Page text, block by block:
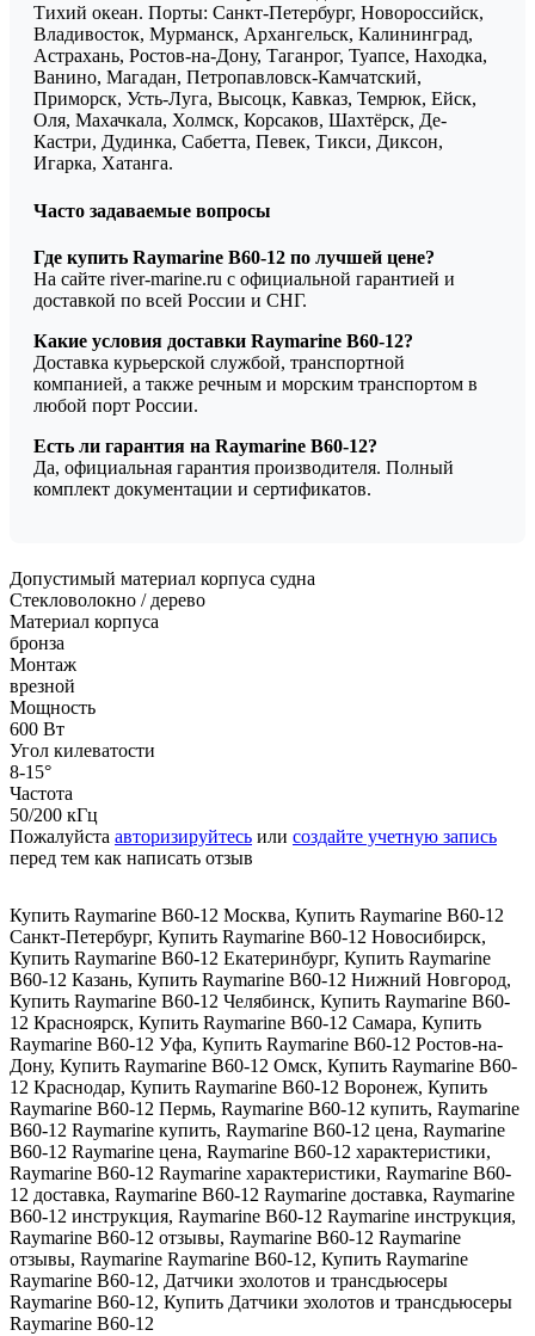
Тихий океан. Порты: Санкт-Петербург, Новороссийск,
Владивосток, Мурманск, Архангельск, Калининград,
Астрахань, Ростов-на-Дону, Таганрог, Туапсе, Находка,
Ванино, Магадан, Петропавловск-Камчатский,
Приморск, Усть-Луга, Высоцк, Кавказ, Темрюк, Ейск,
Оля, Махачкала, Холмск, Корсаков, Шахтёрск, Де-
Кастри, Дудинка, Сабетта, Певек, Тикси, Диксон,
Игарка, Хатанга.
Часто задаваемые вопросы
Где купить Raymarine B60-12 по лучшей цене?
На сайте river-marine.ru с официальной гарантией и
доставкой по всей России и СНГ.
Какие условия доставки Raymarine B60-12?
Доставка курьерской службой, транспортной
компанией, а также речным и морским транспортом в
любой порт России.
Есть ли гарантия на Raymarine B60-12?
Да, официальная гарантия производителя. Полный
комплект документации и сертификатов.
Допустимый материал корпуса судна
Стекловолокно / дерево
Материал корпуса
бронза
Монтаж
врезной
Мощность
600 Вт
Угол килеватости
8-15°
Частота
50/200 кГц
Пожалуйста авторизируйтесь или создайте учетную запись
перед тем как написать отзыв
Купить Raymarine B60-12 Москва, Купить Raymarine B60-12
Санкт-Петербург, Купить Raymarine B60-12 Новосибирск,
Купить Raymarine B60-12 Екатеринбург, Купить Raymarine
B60-12 Казань, Купить Raymarine B60-12 Нижний Новгород,
Купить Raymarine B60-12 Челябинск, Купить Raymarine B60-
12 Красноярск, Купить Raymarine B60-12 Самара, Купить
Raymarine B60-12 Уфа, Купить Raymarine B60-12 Ростов-на-
Дону, Купить Raymarine B60-12 Омск, Купить Raymarine B60-
12 Краснодар, Купить Raymarine B60-12 Воронеж, Купить
Raymarine B60-12 Пермь, Raymarine B60-12 купить, Raymarine
B60-12 Raymarine купить, Raymarine B60-12 цена, Raymarine
B60-12 Raymarine цена, Raymarine B60-12 характеристики,
Raymarine B60-12 Raymarine характеристики, Raymarine B60-
12 доставка, Raymarine B60-12 Raymarine доставка, Raymarine
B60-12 инструкция, Raymarine B60-12 Raymarine инструкция,
Raymarine B60-12 отзывы, Raymarine B60-12 Raymarine
отзывы, Raymarine Raymarine B60-12, Купить Raymarine
Raymarine B60-12, Датчики эхолотов и трансдьюсеры
Raymarine B60-12, Купить Датчики эхолотов и трансдьюсеры
Raymarine B60-12